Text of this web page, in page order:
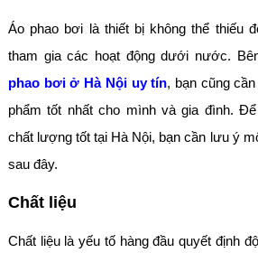
Áo phao bơi là thiết bị không thể thiếu
tham gia các hoạt động dưới nước.
phao bơi ở Hà Nội uy tín, bạn cũng
phẩm tốt nhất cho mình và gia đình.
chất lượng tốt tại Hà Nội, bạn cần lưu ý
sau đây.
Chất liệu
Chất liệu là yếu tố hàng đầu quyết định